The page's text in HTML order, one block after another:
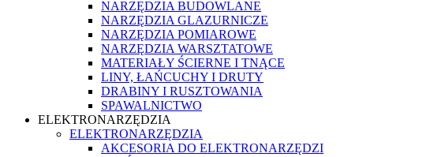
NARZĘDZIA BUDOWLANE
NARZĘDZIA GLAZURNICZE
NARZĘDZIA POMIAROWE
NARZĘDZIA WARSZTATOWE
MATERIAŁY ŚCIERNE I TNĄCE
LINY, ŁAŃCUCHY I DRUTY
DRABINY I RUSZTOWANIA
SPAWALNICTWO
ELEKTRONARZĘDZIA
ELEKTRONARZĘDZIA
AKCESORIA DO ELEKTRONARZĘDZI